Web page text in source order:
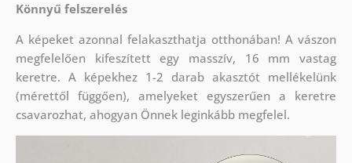
Könnyű felszerelés
A képeket azonnal felakaszthatja otthonában! A vászon
megfelelően kifeszített egy masszív, 16 mm vastag
keretre. A képekhez 1-2 darab akasztót mellékelünk
(mérettől függően), amelyeket egyszerűen a keretre
csavarozhat, ahogyan Önnek leginkább megfelel.